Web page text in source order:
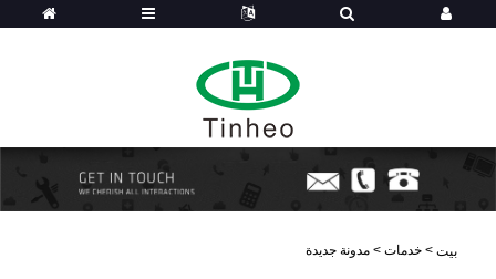
بيت > خدمات > مدونة جديدة